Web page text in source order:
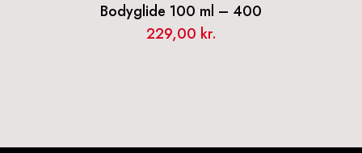
Bodyglide 100 ml – 400
229,00 kr.